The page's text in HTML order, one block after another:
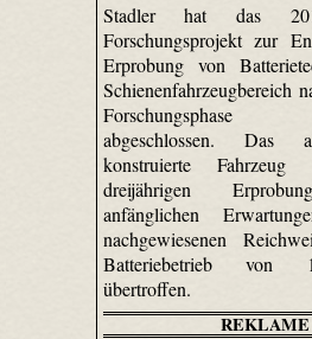
Stadler hat das
Forschungsprojekt zur
Erprobung von
Schienenfahrzeugbereich
Forschungsphase
abgeschlossen. Das
konstruierte
dreijährigen
anfänglichen
nachgewiesenen
Batteriebetrieb von
übertroffen.
REKLAME